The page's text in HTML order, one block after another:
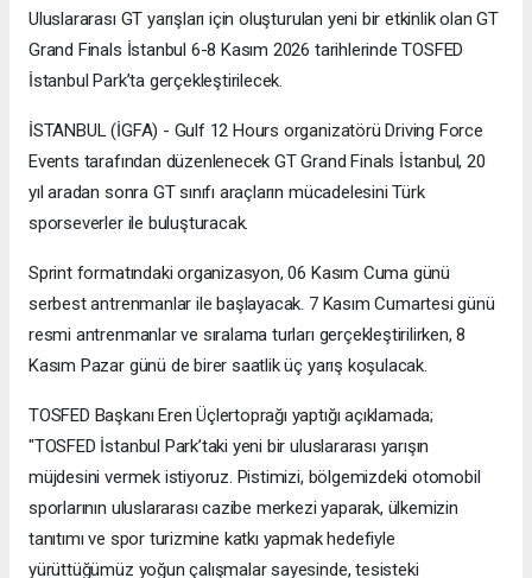
Uluslararası GT yarışları için oluşturulan yeni bir etkinlik olan GT
Grand Finals İstanbul 6-8 Kasım 2026 tarihlerinde TOSFED
İstanbul Park’ta gerçekleştirilecek.
İSTANBUL (İGFA) - Gulf 12 Hours organizatörü Driving Force
Events tarafından düzenlenecek GT Grand Finals İstanbul, 20
yıl aradan sonra GT sınıfı araçların mücadelesini Türk
sporseverler ile buluşturacak.
Sprint formatındaki organizasyon, 06 Kasım Cuma günü
serbest antrenmanlar ile başlayacak. 7 Kasım Cumartesi günü
resmi antrenmanlar ve sıralama turları gerçekleştirilirken, 8
Kasım Pazar günü de birer saatlik üç yarış koşulacak.
TOSFED Başkanı Eren Üçlertoprağı yaptığı açıklamada;
"TOSFED İstanbul Park’taki yeni bir uluslararası yarışın
müjdesini vermek istiyoruz. Pistimizi, bölgemizdeki otomobil
sporlarının uluslararası cazibe merkezi yaparak, ülkemizin
tanıtımı ve spor turizmine katkı yapmak hedefiyle
yürüttüğümüz yoğun çalışmalar sayesinde, tesisteki